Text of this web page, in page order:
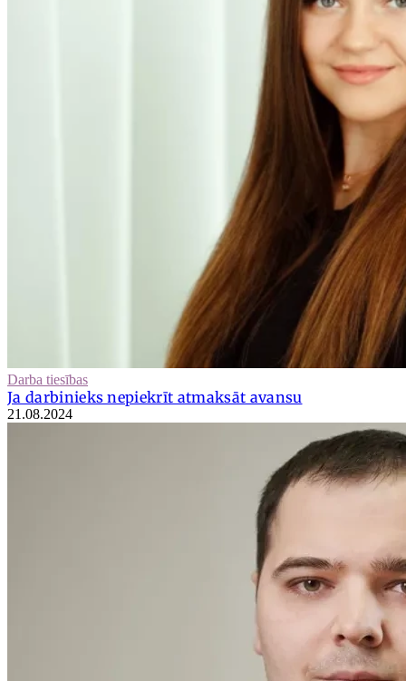
Darba tiesības
Ja darbinieks nepiekrīt atmaksāt avansu
21.08.2024